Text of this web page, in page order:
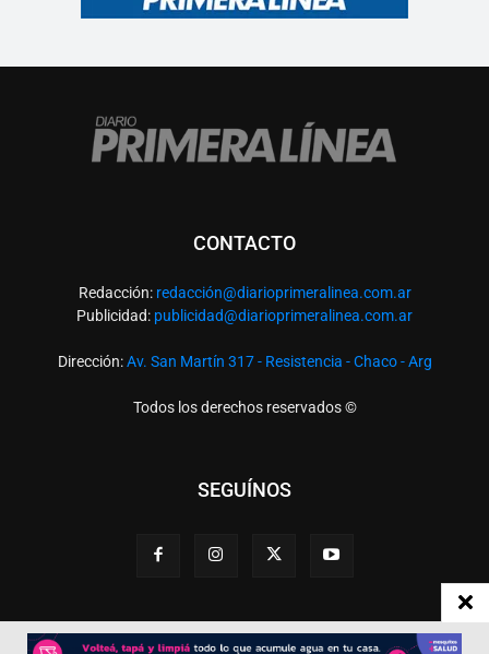
CONTACTO
Redacción: redacción@diarioprimeralinea.com.ar
Publicidad: publicidad@diarioprimeralinea.com.ar
Dirección:Av. San Martín 317 - Resistencia - Chaco - Arg
Todos los derechos reservados ©
SEGUÍNOS